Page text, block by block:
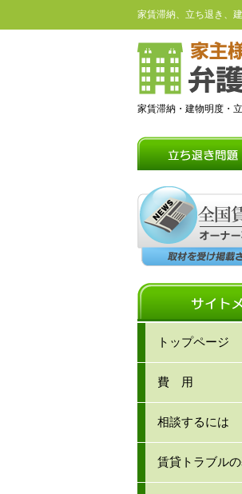
家賃滞納、立ち退き、
家賃滞納・建物明度・
トップページ
費 用
相談するには
賃貸トラブル